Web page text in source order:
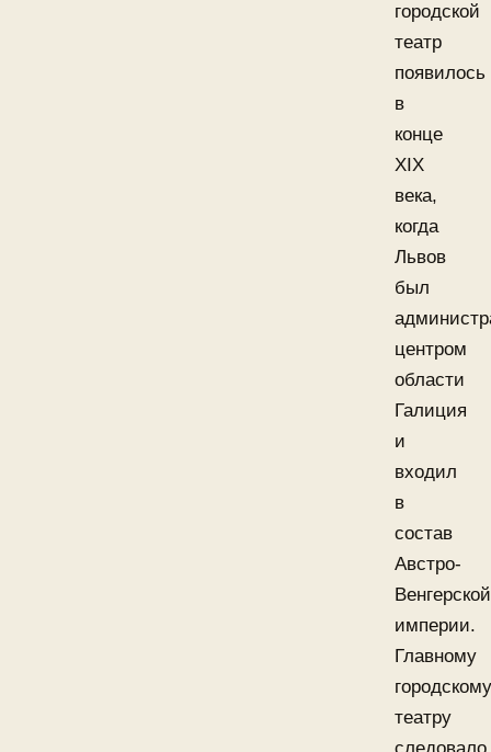
городской
театр
появилось
в
конце
XIX
века,
когда
Львов
был
центром
области
Галиция
и
входил
в
состав
Австро-
Венгерской
империи.
Главному
городскому
театру
следовало